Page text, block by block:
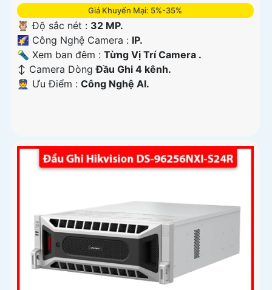
Giá Khuyến Mại: 5%-35%
🦉 Độ sắc nét : 32 MP.
🌠 Công Nghệ Camera : IP.
🔦 Xem ban đêm : Từng Vị Trí Camera .
↕️ Camera DòngĐầu Ghi 4 kênh.
️👮 Ưu Điểm : Công Nghệ AI.